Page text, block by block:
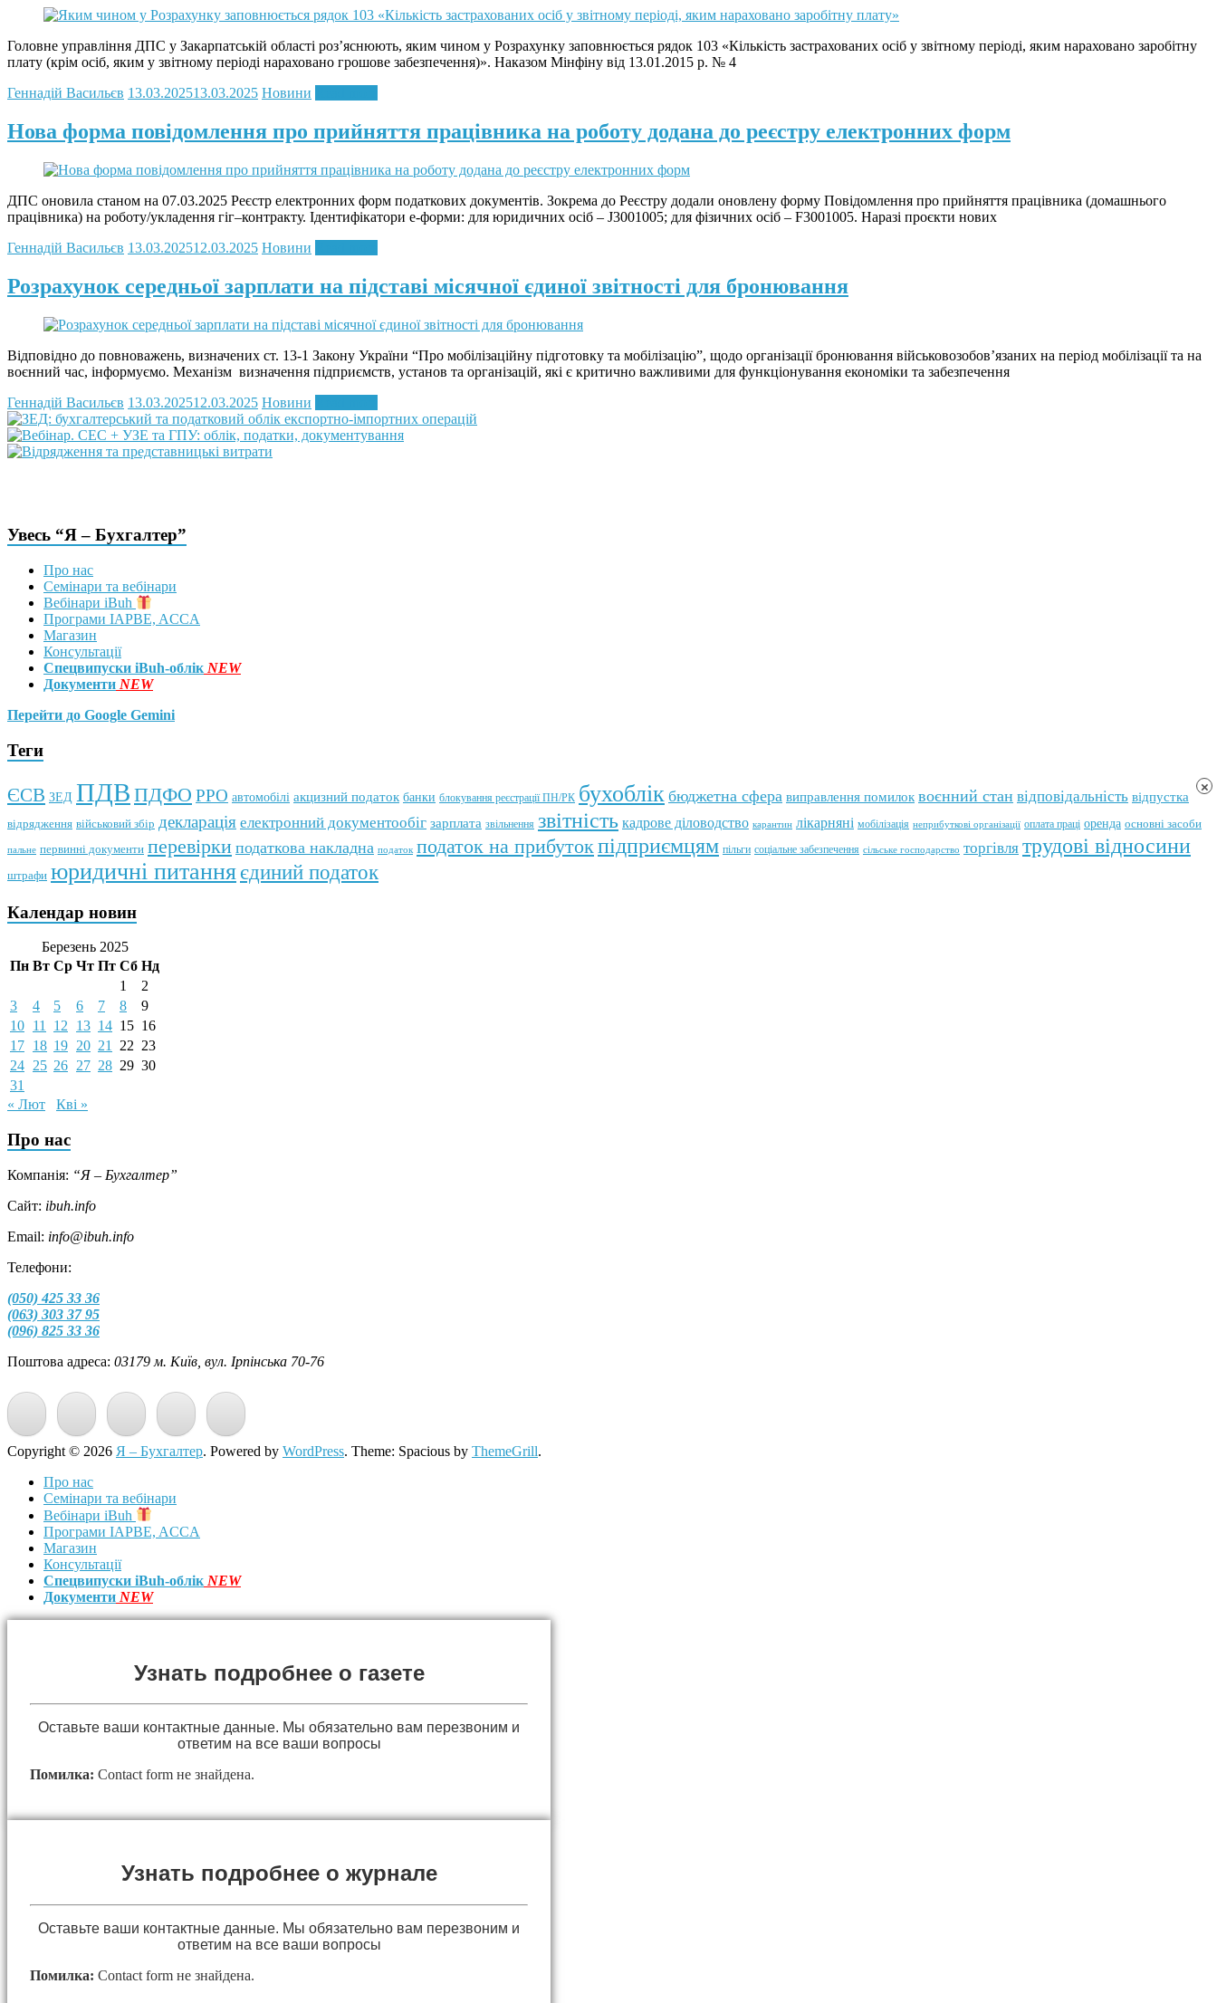
Головне управління ДПС у Закарпатській області роз’яснюють, яким чином у Розрахунку заповнюється рядок 103 «Кількість застрахованих осіб у звітному періоді, яким нараховано заробітну
плату (крім осіб, яким у звітному періоді нараховано грошове забезпечення)». Наказом Мінфіну від 13.01.2015 р. № 4
Геннадій Васильєв 13.03.202513.03.2025 Новини
Нова форма повідомлення про прийняття працівника на роботу додана до реєстру електронних форм
ДПС оновила станом на 07.03.2025 Реєстр електронних форм податкових документів. Зокрема до Реєстру додали оновлену форму Повідомлення про прийняття працівника (домашнього
працівника) на роботу/укладення гіг–контракту. Ідентифікатори е-форми: для юридичних осіб – J3001005; для фізичних осіб – F3001005. Наразі проєкти нових
Геннадій Васильєв 13.03.202512.03.2025 Новини
Розрахунок середньої зарплати на підставі місячної єдиної звітності для бронювання
Відповідно до повноважень, визначених ст. 13-1 Закону України “Про мобілізаційну підготовку та мобілізацію”, щодо організації бронювання військовозобов’язаних на період мобілізації та на
воєнний час, інформуємо. Механізм визначення підприємств, установ та організацій, які є критично важливими для функціонування економіки та забезпечення
Геннадій Васильєв 13.03.202512.03.2025 Новини
Увесь “Я – Бухгалтер”
Про нас
Семінари та вебінари
Вебінари iBuh
Програми IAPBE, ACCA
Магазин
Консультації
Спецвипуски iBuh-облік NEW
Документи NEW
Перейти до Google Gemini
Теги
ЄСВ ЗЕД ПДВ ПДФО РРО автомобілі акцизний податок банки блокування реєстрації ПН/РК бухоблік бюджетна сфера виправлення помилок воєнний стан відповідальність відпустка
відрядження військовий збір декларація електронний документообіг зарплата звільнення звітність кадрове діловодство карантин лікарняні мобілізація неприбуткові організації оплата праці оренда основні засоби
пальне первинні документи перевірки податкова накладна податок податок на прибуток підприємцям пільги соціальне забезпечення сільське господарство торгівля трудові відносини
штрафи юридичні питанняєдиний податок
Календар новин
Березень 2025
Пн Вт Ср Чт Пт Сб Нд
1
2
3
4 5 6 7 8
9
10 11 12 13 14 15 16
17 18 19 20 21 22 23
24 25 26 27 28 29 30
31
« Лют
Кві »
Про нас
Компанія: “Я – Бухгалтер”
Сайт: ibuh.info
Email: info@ibuh.info
Телефони:
(050) 425 33 36
(063) 303 37 95
(096) 825 33 36
Поштова адреса: 03179 м. Київ, вул. Ірпінська 70-76
Copyright © 2026 Я – Бухгалтер. Powered by WordPress. Theme: Spacious by ThemeGrill.
Про нас
Семінари та вебінари
Вебінари iBuh
Програми IAPBE, ACCA
Магазин
Консультації
Спецвипуски iBuh-облік NEW
Документи NEW
Узнать подробнее о газете
Оставьте ваши контактные данные. Мы обязательно вам перезвоним и
ответим на все ваши вопросы
Помилка: Contact form не знайдена.
Узнать подробнее о журнале
Оставьте ваши контактные данные. Мы обязательно вам перезвоним и
ответим на все ваши вопросы
Помилка: Contact form не знайдена.
×